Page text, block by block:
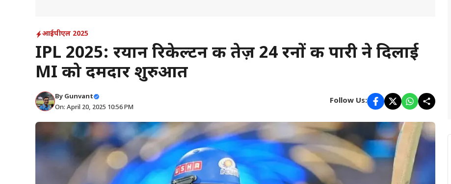
आईपीएल 2025
IPL 2025: रयान रिकेल्टन की तेज़ 24 रनों की पारी ने दिलाई
MI को दमदार शुरुआत
By Gunvant
On: April 20, 2025 10:56 PM
Follow Us: